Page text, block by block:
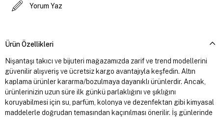
Yorum Yaz
Ürün Özellikleri
Nişantaşı takıcı ve bijuteri mağazamızda zarif ve trend modellerini
güvenilir alışveriş ve ücretsiz kargo avantajıyla keşfedin. Altın
kaplama ürünler kararma/bozulmaya dayanıklı ürünlerdir. Ancak,
ürünlerinizin uzun süre ilk günkü parlaklığını ve şıklığını
koruyabilmesi için su, parfüm, kolonya ve dezenfektan gibi kimyasal
maddelerle doğrudan temasından kaçınılması önerilir. İş günlerinde